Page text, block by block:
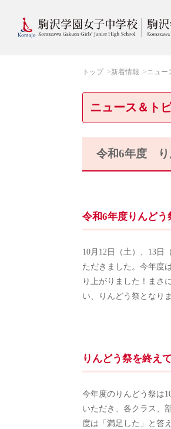
トップ 新着情報 ニュー
ニュース＆ト
令和6年度 り
令和6年度りんどう
10月12日（土）、13日
ただきました。今年度
り上がりました！まさ
い、りんどう祭となり
りんどう祭を終えて
今年度のりんどう祭は
いただき、各クラス、
度は「満足した」と答